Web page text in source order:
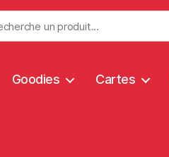
Goodies Cartes